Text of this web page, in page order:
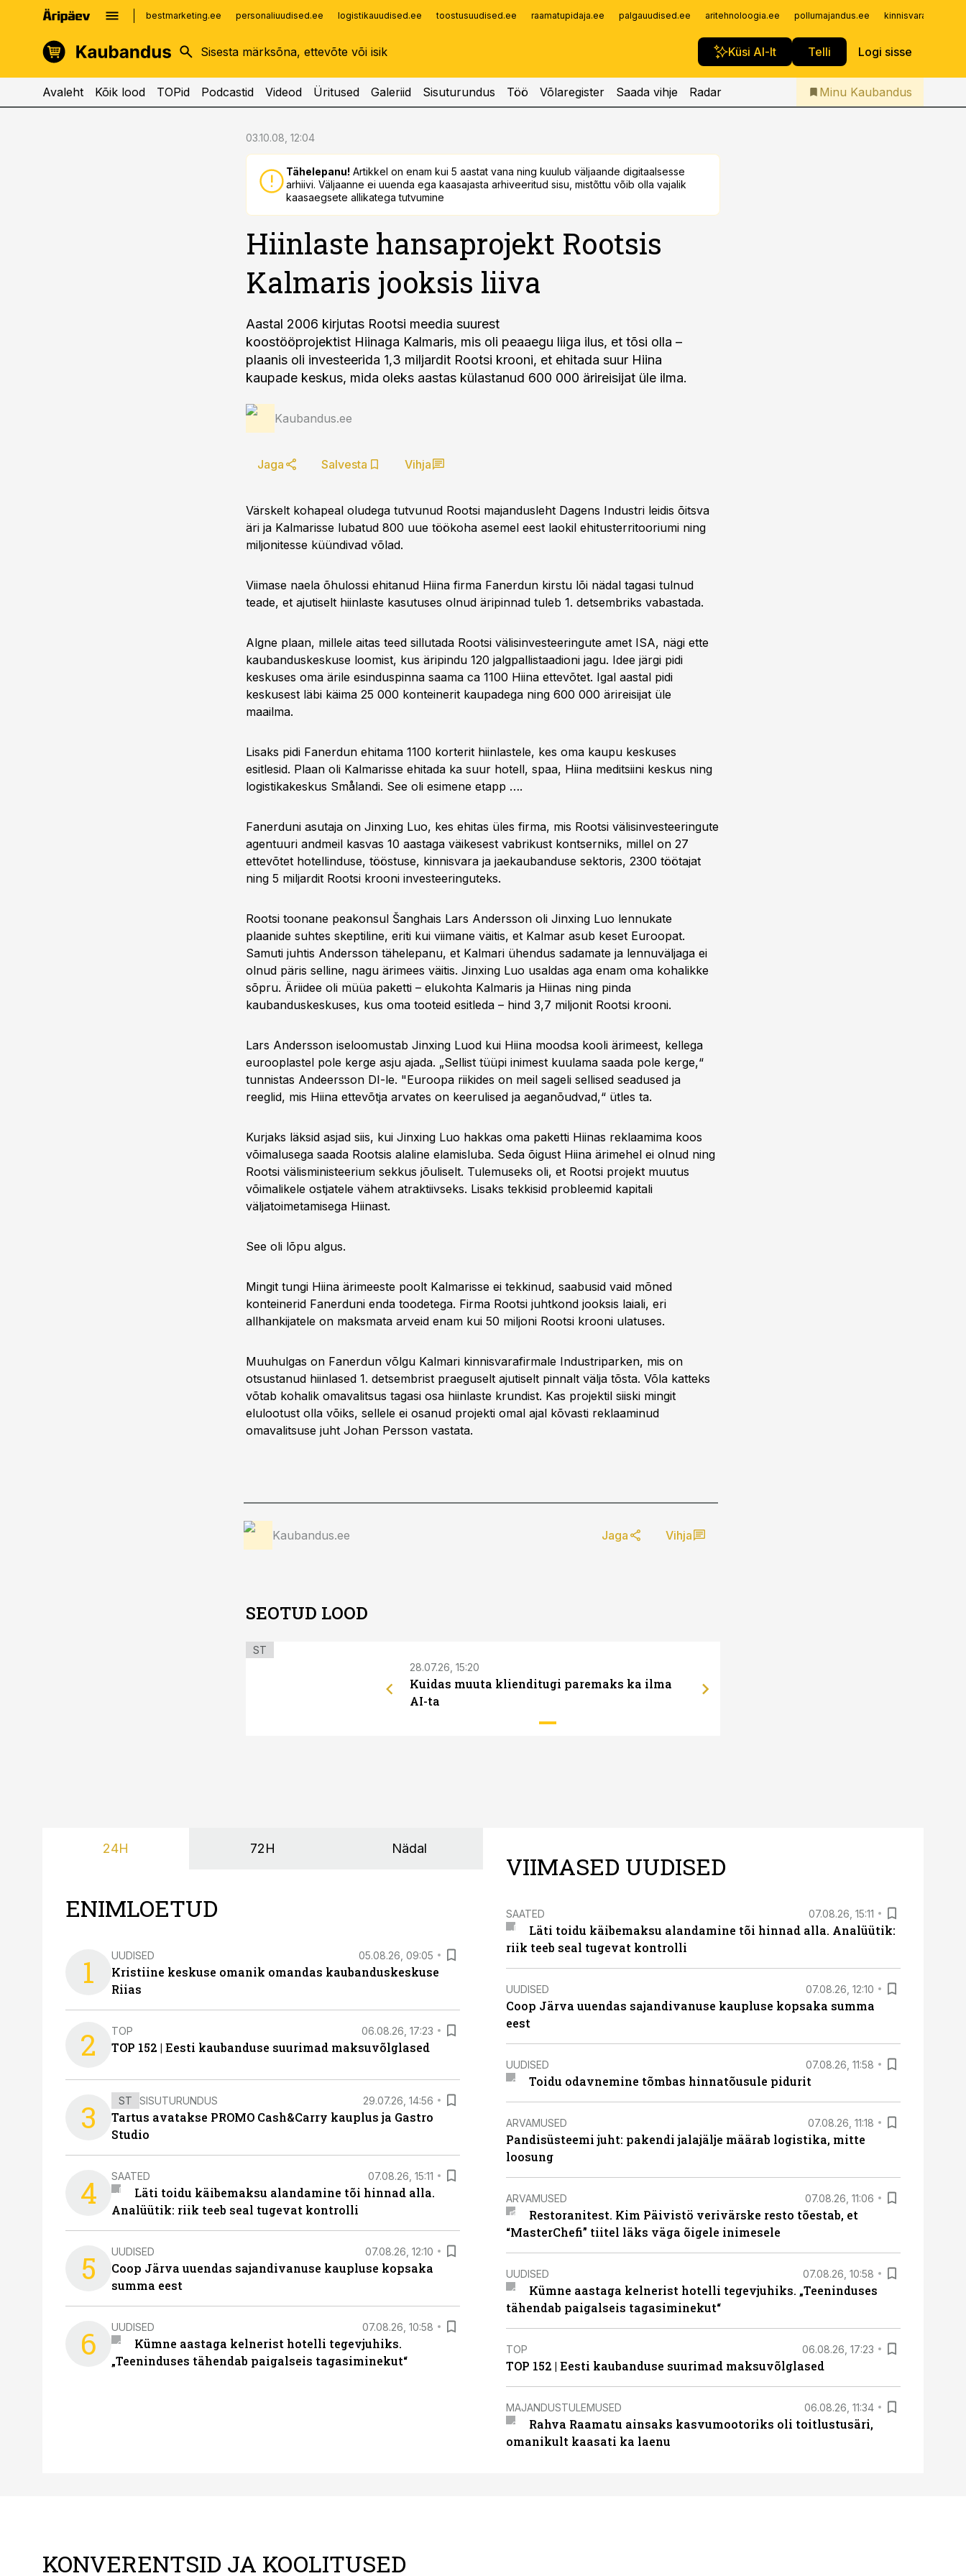
bestmarketing.ee personaliuudised.ee logistikauudised.ee toostusuudised.ee raamatupidaja.ee palgauudised.ee aritehnoloogia.ee pollumajandus.ee
Küsi AI-lt Telli Logi sisse
kinnisvarauudised.ee
logistikauudised.ee
imelineajalugu.ee
Infopank
Iseteenindus
Telli Kaubandus
Avaleht Kõik lood TOPid Podcastid Videod Üritused Galeriid Sisuturundus Töö Võlaregister Saada vihje Radar Minu Kaubandus
03.10.08, 12:04
Tähelepanu! Artikkel on enam kui 5 aastat vana ning kuulub väljaande digitaalsesse
arhiivi. Väljaanne ei uuenda ega kaasajasta arhiveeritud sisu, mistõttu võib olla vajalik
kaasaegsete allikatega tutvumine
Hiinlaste hansaprojekt Rootsis
Kalmaris jooksis liiva
Aastal 2006 kirjutas Rootsi meedia suurest
koostööprojektist Hiinaga Kalmaris, mis oli peaaegu liiga ilus, et tõsi olla –
plaanis oli investeerida 1,3 miljardit Rootsi krooni, et ehitada suur Hiina
kaupade keskus, mida oleks aastas külastanud 600 000 ärireisijat üle ilma.
Kaubandus.ee
Jaga Salvesta Vihja
Värskelt kohapeal oludega tutvunud Rootsi majandusleht Dagens Industri leidis õitsva
äri ja Kalmarisse lubatud 800 uue töökoha asemel eest laokil ehitusterritooriumi ning
miljonitesse küündivad võlad.
Viimase naela õhulossi ehitanud Hiina firma Fanerdun kirstu lõi nädal tagasi tulnud
teade, et ajutiselt hiinlaste kasutuses olnud äripinnad tuleb 1. detsembriks vabastada.
Algne plaan, millele aitas teed sillutada Rootsi välisinvesteeringute amet ISA, nägi ette
kaubanduskeskuse loomist, kus äripindu 120 jalgpallistaadioni jagu. Idee järgi pidi
keskuses oma ärile esinduspinna saama ca 1100 Hiina ettevõtet. Igal aastal pidi
keskusest läbi käima 25 000 konteinerit kaupadega ning 600 000 ärireisijat üle
maailma.
Lisaks pidi Fanerdun ehitama 1100 korterit hiinlastele, kes oma kaupu keskuses
esitlesid. Plaan oli Kalmarisse ehitada ka suur hotell, spaa, Hiina meditsiini keskus ning
logistikakeskus Smålandi. See oli esimene etapp ….
Fanerduni asutaja on Jinxing Luo, kes ehitas üles firma, mis Rootsi välisinvesteeringute
agentuuri andmeil kasvas 10 aastaga väikesest vabrikust kontserniks, millel on 27
ettevõtet hotellinduse, tööstuse, kinnisvara ja jaekaubanduse sektoris, 2300 töötajat
ning 5 miljardit Rootsi krooni investeeringuteks.
Rootsi toonane peakonsul Šanghais Lars Andersson oli Jinxing Luo lennukate
plaanide suhtes skeptiline, eriti kui viimane väitis, et Kalmar asub keset Euroopat.
Samuti juhtis Andersson tähelepanu, et Kalmari ühendus sadamate ja lennuväljaga ei
olnud päris selline, nagu ärimees väitis. Jinxing Luo usaldas aga enam oma kohalikke
sõpru. Äriidee oli müüa paketti – elukohta Kalmaris ja Hiinas ning pinda
kaubanduskeskuses, kus oma tooteid esitleda – hind 3,7 miljonit Rootsi krooni.
Lars Andersson iseloomustab Jinxing Luod kui Hiina moodsa kooli ärimeest, kellega
eurooplastel pole kerge asju ajada. „Sellist tüüpi inimest kuulama saada pole kerge,“
tunnistas Andeersson DI-le. "Euroopa riikides on meil sageli sellised seadused ja
reeglid, mis Hiina ettevõtja arvates on keerulised ja aeganõudvad,“ ütles ta.
Kurjaks läksid asjad siis, kui Jinxing Luo hakkas oma paketti Hiinas reklaamima koos
võimalusega saada Rootsis alaline elamisluba. Seda õigust Hiina ärimehel ei olnud ning
Rootsi välisministeerium sekkus jõuliselt. Tulemuseks oli, et Rootsi projekt muutus
võimalikele ostjatele vähem atraktiivseks. Lisaks tekkisid probleemid kapitali
väljatoimetamisega Hiinast.
See oli lõpu algus.
Mingit tungi Hiina ärimeeste poolt Kalmarisse ei tekkinud, saabusid vaid mõned
konteinerid Fanerduni enda toodetega. Firma Rootsi juhtkond jooksis laiali, eri
allhankijatele on maksmata arveid enam kui 50 miljoni Rootsi krooni ulatuses.
Muuhulgas on Fanerdun võlgu Kalmari kinnisvarafirmale Industriparken, mis on
otsustanud hiinlased 1. detsembrist praeguselt ajutiselt pinnalt välja tõsta. Võla katteks
võtab kohalik omavalitsus tagasi osa hiinlaste krundist. Kas projektil siiski mingit
elulootust olla võiks, sellele ei osanud projekti omal ajal kõvasti reklaaminud
omavalitsuse juht Johan Persson vastata.
Kaubandus.ee Jaga Vihja
SEOTUD LOOD
ST
28.07.26, 15:20
Kuidas muuta klienditugi paremaks ka ilma
AI-ta
24H 72H Nädal
ENIMLOETUD
1 UUDISED 05.08.26, 09:05
Kristiine keskuse omanik omandas kaubanduskeskuse
Riias
2 TOP 06.08.26, 17:23
TOP 152 | Eesti kaubanduse suurimad maksuvõlglased
3 ST SISUTURUNDUS 29.07.26, 14:56
Tartus avatakse PROMO Cash&Carry kauplus ja Gastro
Studio
4 SAATED 07.08.26, 15:11
Läti toidu käibemaksu alandamine tõi hinnad alla.
Analüütik: riik teeb seal tugevat kontrolli
5 UUDISED 07.08.26, 12:10
Coop Järva uuendas sajandivanuse kaupluse kopsaka
summa eest
6 UUDISED 07.08.26, 10:58
Kümne aastaga kelnerist hotelli tegevjuhiks.
„Teeninduses tähendab paigalseis tagasiminekut“
VIIMASED UUDISED
SAATED 07.08.26, 15:11
Läti toidu käibemaksu alandamine tõi hinnad alla. Analüütik:
riik teeb seal tugevat kontrolli
UUDISED 07.08.26, 12:10
Coop Järva uuendas sajandivanuse kaupluse kopsaka summa
eest
UUDISED 07.08.26, 11:58
Toidu odavnemine tõmbas hinnatõusule pidurit
ARVAMUSED 07.08.26, 11:18
Pandisüsteemi juht: pakendi jalajälje määrab logistika, mitte
loosung
ARVAMUSED 07.08.26, 11:06
Restoranitest. Kim Päivistö verivärske resto tõestab, et
“MasterChefi” tiitel läks väga õigele inimesele
UUDISED 07.08.26, 10:58
Kümne aastaga kelnerist hotelli tegevjuhiks. „Teeninduses
tähendab paigalseis tagasiminekut“
TOP 06.08.26, 17:23
TOP 152 | Eesti kaubanduse suurimad maksuvõlglased
MAJANDUSTULEMUSED 06.08.26, 11:34
Rahva Raamatu ainsaks kasvumootoriks oli toitlustusäri,
omanikult kaasati ka laenu
KONVERENTSID JA KOOLITUSED